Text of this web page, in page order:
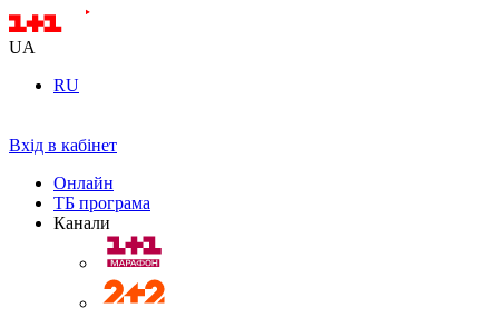
UA
RU
Вхід в кабінет
Онлайн
ТБ програма
Канали